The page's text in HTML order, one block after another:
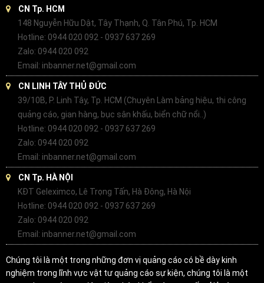
CN Tp. HCM
148 Nguyễn Hữu Dật, Tây Thạnh, Q. Tân Phú, Tp. HCM
Hotline: 0944 020 092 - 0937 637 269
Zalo: 0944 020 092
Email: inbanner.net@gmail.com
CN LINH TÂY THỦ ĐỨC
39/10B, P. Linh Tây, Tp. HCM (Chuyên Làm bảng hiệu, thi công
quảng cáo, gian hàng, bục sân khấu, biển chữ nổi..)
Hotline: 0944 020 092 - 0937 637 269
Zalo: 0944 020 092
Email: inbanner.net@gmail.com
CN Tp. HÀ NỘI
KĐT Geleximco, Lê Trọng Tấn, Hà Đông, Hà Nội
Hotline: 0944 020 092 - 0937 637 269
Zalo: 0944 020 092
Email: inbanner.net@gmail.com
Chúng tôi là một trong những đơn vị quảng cáo có bề dày kinh
nghiệm trong lĩnh vực vật tư quảng cáo sự kiện, chúng tôi là một